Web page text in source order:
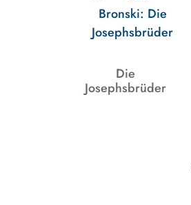
Die
Josephsbrüder